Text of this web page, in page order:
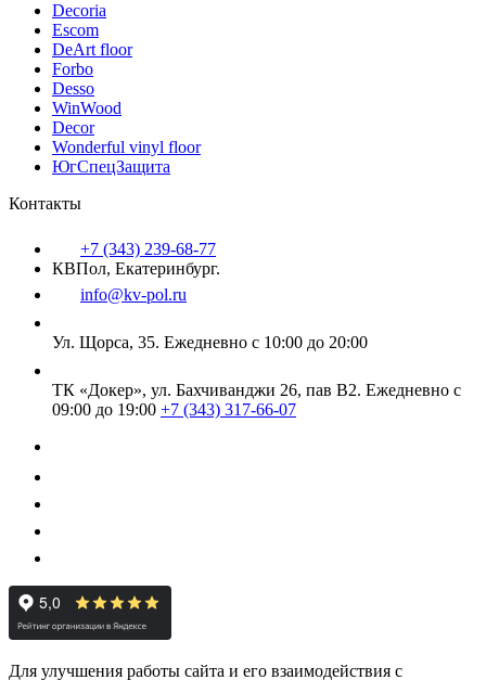
Decoria
Escom
DeArt floor
Forbo
Desso
WinWood
Decor
Wonderful vinyl floor
ЮгСпецЗащита
Контакты
+7 (343) 239-68-77
КВПол, Екатеринбург.
info@kv-pol.ru
Ул. Щорса, 35. Ежедневно с 10:00 до 20:00
ТК «Докер», ул. Бахчиванджи 26, пав В2. Ежедневно с
09:00 до 19:00 +7 (343) 317-66-07
Для улучшения работы сайта и его взаимодействия с